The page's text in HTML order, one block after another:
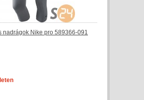
nadrágok Nike pro 589366-091